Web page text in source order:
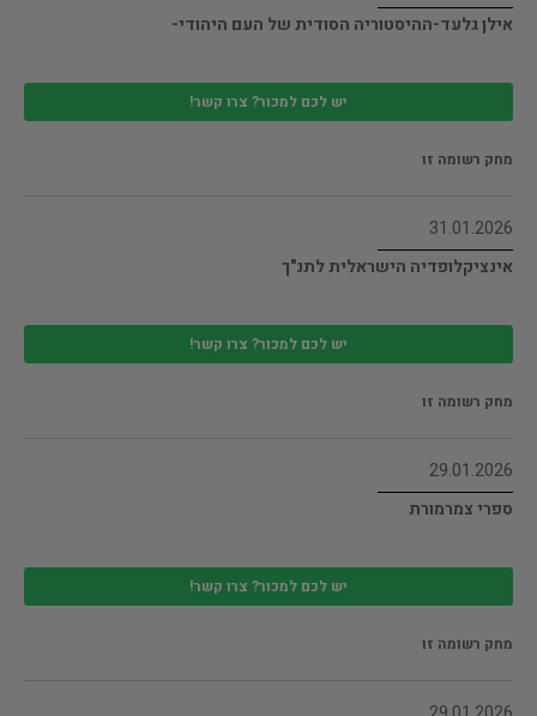
אילן גלעד-ההיסטוריה הסודית של העם היהודי-
יש לכם למכור? צרו קשר!
מחק רשומה זו
31.01.2026
אינציקלופדיה הישראלית לתנ"ך
יש לכם למכור? צרו קשר!
מחק רשומה זו
29.01.2026
ספרי צמרמורת
יש לכם למכור? צרו קשר!
מחק רשומה זו